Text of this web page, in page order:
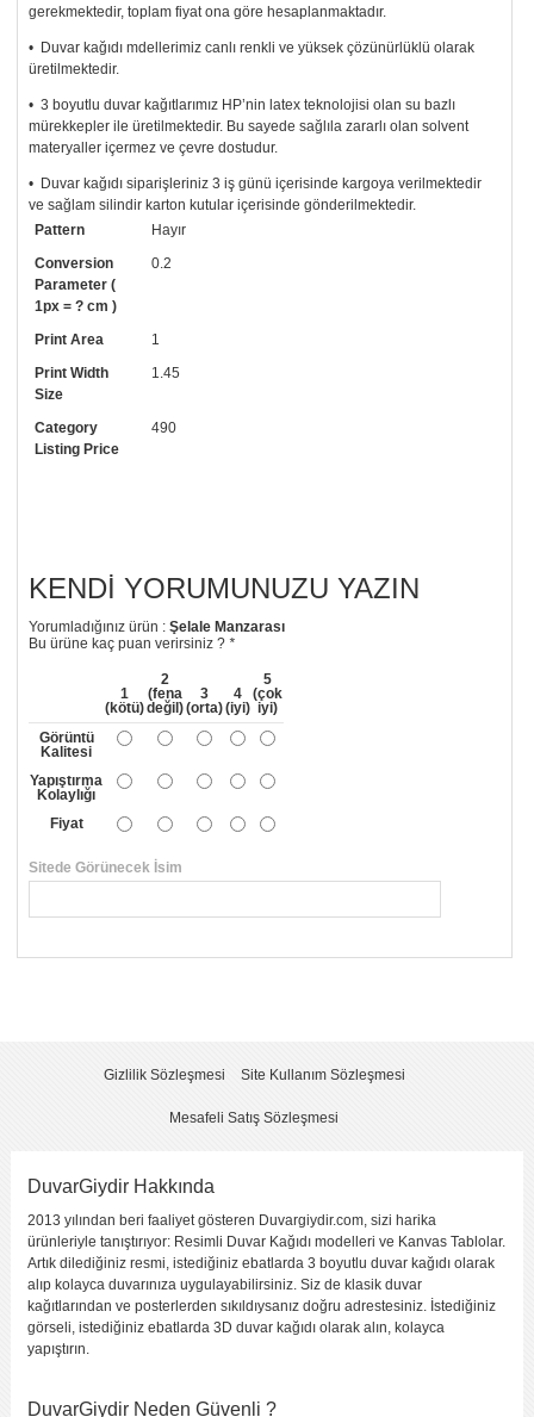
gerekmektedir, toplam fiyat ona göre hesaplanmaktadır.
• Duvar kağıdı mdellerimiz canlı renkli ve yüksek çözünürlüklü olarak
üretilmektedir.
• 3 boyutlu duvar kağıtlarımız HP’nin latex teknolojisi olan su bazlı
mürekkepler ile üretilmektedir. Bu sayede sağlıla zararlı olan solvent
materyaller içermez ve çevre dostudur.
• Duvar kağıdı siparişleriniz 3 iş günü içerisinde kargoya verilmektedir
ve sağlam silindir karton kutular içerisinde gönderilmektedir.
• Tutkalınız, siparişiniz ile birlikte ücretsiz olarak gönderilecektir.
Uygulaması standart duvar kağıdı ile aynıdır. Siparişiniz ile birlikte
uygulama kılavuzu da gönderilecektir.
• Resimli duvar kağıdı modelinizi siyah beyaz renklerde istiyorsanız bizi
arayıp talebinizi iletebilirsiniz.
• Görselde düzenleme yaptırmak istiyorsanız yine bize telefon
numaramızdan ulaşabilirsiniz.
Pattern
Hayır
Conversion
Parameter (
1px = ? cm )
0.2
Print Area
1
Print Width
Size
1.45
Category
Listing Price
490
KENDI YORUMUNUZU YAZIN
Yorumladığınız ürün :Şelale Manzarası
Bu ürüne kaç puan verirsiniz ?*
1
(kötü)
2
(fena
değil)
3
(orta)
4
(iyi)
5
(çok
iyi)
Görüntü
Kalitesi
Yapıştırma
Kolaylığı
Fiyat
Sitede Görünecek İsim
Yorumu Gönder
Gizlilik Sözleşmesi Site Kullanım Sözleşmesi
Mesafeli Satış Sözleşmesi
DuvarGiydir Hakkında
2013 yılından beri faaliyet gösteren Duvargiydir.com, sizi harika
ürünleriyle tanıştırıyor: Resimli Duvar Kağıdı modelleri ve Kanvas Tablolar.
Artık dilediğiniz resmi, istediğiniz ebatlarda 3 boyutlu duvar kağıdı olarak
alıp kolayca duvarınıza uygulayabilirsiniz. Siz de klasik duvar
kağıtlarından ve posterlerden sıkıldıysanız doğru adrestesiniz. İstediğiniz
görseli, istediğiniz ebatlarda 3D duvar kağıdı olarak alın, kolayca
yapıştırın.
DuvarGiydir Neden Güvenli ?